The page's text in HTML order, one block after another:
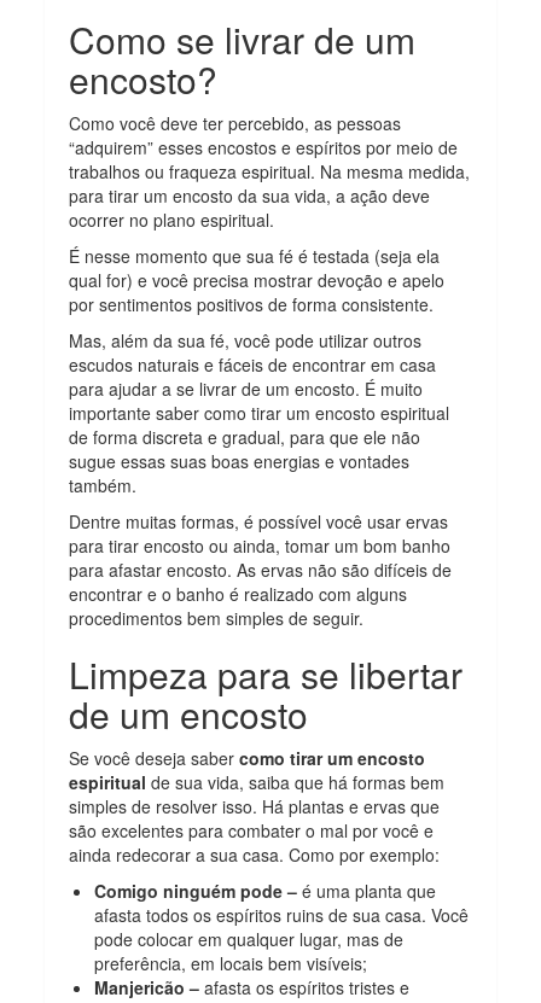
Como se livrar de um
encosto?
Como você deve ter percebido, as pessoas
“adquirem” esses encostos e espíritos por meio de
trabalhos ou fraqueza espiritual. Na mesma medida,
para tirar um encosto da sua vida, a ação deve
ocorrer no plano espiritual.
É nesse momento que sua fé é testada (seja ela
qual for) e você precisa mostrar devoção e apelo
por sentimentos positivos de forma consistente.
Mas, além da sua fé, você pode utilizar outros
escudos naturais e fáceis de encontrar em casa
para ajudar a se livrar de um encosto. É muito
importante saber como tirar um encosto espiritual
de forma discreta e gradual, para que ele não
sugue essas suas boas energias e vontades
também.
Dentre muitas formas, é possível você usar ervas
para tirar encosto ou ainda, tomar um bom banho
para afastar encosto. As ervas não são difíceis de
encontrar e o banho é realizado com alguns
procedimentos bem simples de seguir.
Limpeza para se libertar
de um encosto
Se você deseja sabercomo tirar um encosto
espiritualde sua vida, saiba que há formas bem
simples de resolver isso. Há plantas e ervas que
são excelentes para combater o mal por você e
ainda redecorar a sua casa. Como por exemplo:
Comigo ninguém pode – é uma planta que
afasta todos os espíritos ruins de sua casa. Você
pode colocar em qualquer lugar, mas de
preferência, em locaisbem visíveis;
Manjericão –afasta os espíritos tristes e